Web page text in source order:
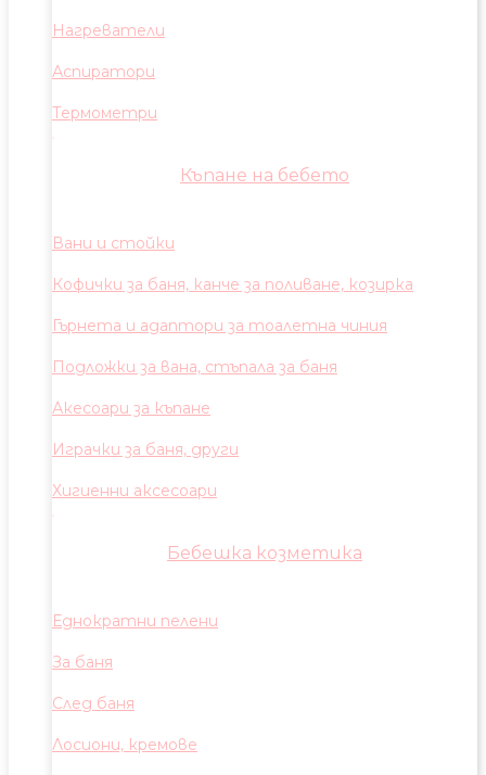
Нагреватели
Аспиратори
Термометри
Къпане на бебето
Вани и стойки
Кофички за баня, канче за поливане, козирка
Гърнета и адаптори за тоалетна чиния
Подложки за вана, стъпала за баня
Акесоари за къпане
Играчки за баня, други
Хигиенни аксесоари
Бебешка козметика
Еднократни пелени
За баня
След баня
Лосиони, кремове